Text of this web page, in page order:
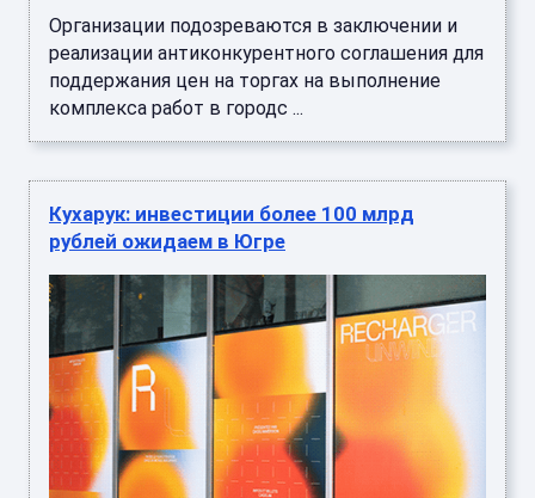
Организации подозреваются в заключении и
реализации антиконкурентного соглашения для
поддержания цен на торгах на выполнение
комплекса работ в городс ...
Кухарук: инвестиции более 100 млрд
рублей ожидаем в Югре